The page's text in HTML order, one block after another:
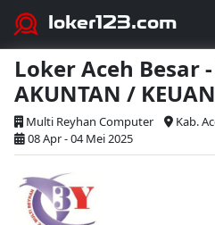
loker123.com
Loker Aceh Besar -
AKUNTAN /
Multi Reyhan Computer
Kab.
08 Apr - 04 Mei 2025